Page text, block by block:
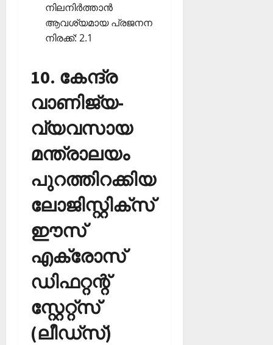
നിലനിര്‍ത്താന്‍
ആവശ്യമായ പ്രജനന
നിരക്ക്: 2.1
10. കേന്ദ്ര
വാണിജ്യ-
വ്യവസായ
മന്ത്രാലയം
പുറത്തിറക്കിയ
ലോജിസ്റ്റിക്‌സ്
ഈസ്
എക്രോസ്
ഡിഫറ്റന്റ്
സ്റ്റേറ്റ്‌സ്
(ലീഡ്‌സ്)